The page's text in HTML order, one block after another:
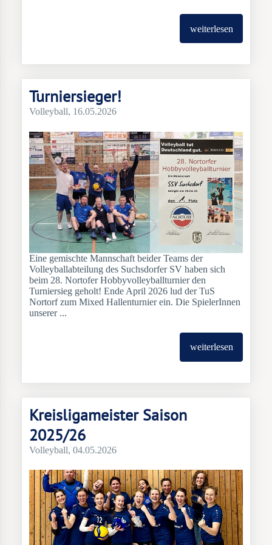
weiterlesen
Turniersieger!
Volleyball, 16.05.2026
Eine gemischte Mannschaft beider Teams der
Volleyballabteilung des Suchsdorfer SV haben sich
beim 28. Nortofer Hobbyvolleyballturnier den
Turniersieg geholt! Ende April 2026 lud der TuS
Nortorf zum Mixed Hallenturnier ein. Die SpielerInnen
unserer ...
weiterlesen
Kreisligameister Saison
2025/26
Volleyball, 04.05.2026